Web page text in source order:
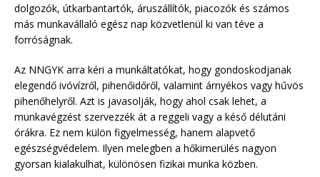
dolgozók, útkarbantartók, áruszállítók, piacozók és számos
más munkavállaló egész nap közvetlenül ki van téve a
forróságnak.
Az NNGYK arra kéri a munkáltatókat, hogy gondoskodjanak
elegendő ivóvízről, pihenőidőről, valamint árnyékos vagy hűvös
pihenőhelyről. Azt is javasolják, hogy ahol csak lehet, a
munkavégzést szervezzék át a reggeli vagy a késő délutáni
órákra. Ez nem külön figyelmesség, hanem alapvető
egészségvédelem. Ilyen melegben a hőkimerülés nagyon
gyorsan kialakulhat, különösen fizikai munka közben.